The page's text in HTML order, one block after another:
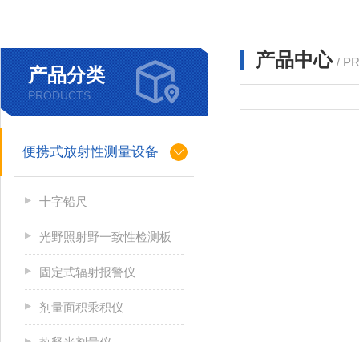
产品分类
PRODUCTS
便携式放射性测量设备
十字铅尺
光野照射野一致性检测板
固定式辐射报警仪
剂量面积乘积仪
产品中心 /